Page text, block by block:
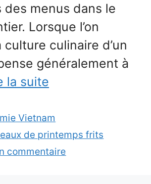
des menus dans le
Lorsque l’on
culinaire d’un
généralement à
la suite
Vietnam
de printemps frits
commentaire